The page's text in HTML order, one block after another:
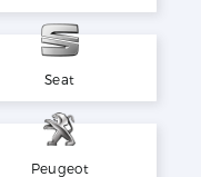
Seat
Peugeot